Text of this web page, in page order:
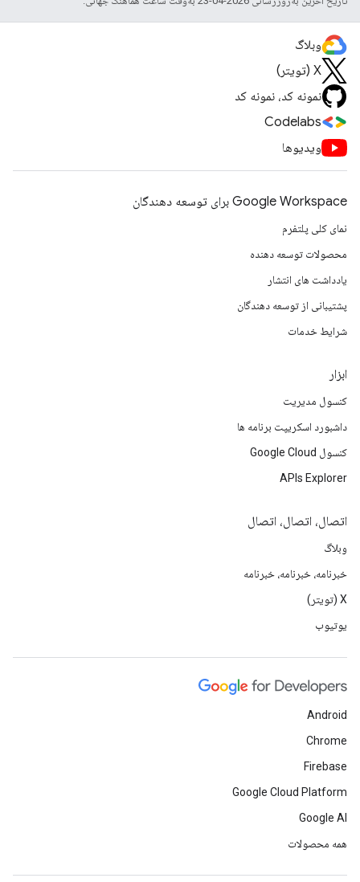
وبلاگ
X (تویتر)
نمونه کد، نمونه کد
Codelabs
ویدیوها
Google Workspace برای توسعه دهندگان
نمای کلی پلتفرم
محصولات توسعه دهنده
یادداشت های انتشار
پشتیبانی از توسعه دهندگان
شرایط خدمات
ابزار
کنسول مدیریت
داشبورد اسکریپت برنامه ها
کنسول Google Cloud
APIs Explorer
اتصال، اتصال، اتصال
وبلاگ
خبرنامه، خبرنامه، خبرنامه
X (تویتر)
یوتیوب
Android
Chrome
Firebase
Google Cloud Platform
Google AI
همه محصولات